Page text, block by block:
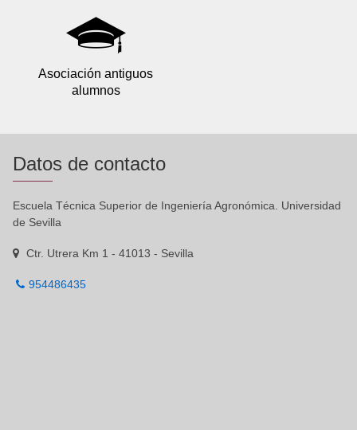
Asociación antiguos
alumnos
Datos de contacto
Escuela Técnica Superior de Ingeniería Agronómica. Universidad
de Sevilla
Ctr. Utrera Km 1 - 41013 - Sevilla
954486435